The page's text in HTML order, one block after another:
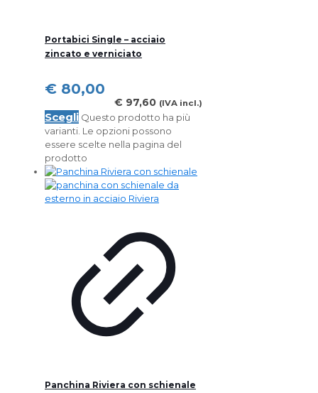
Portabici Single – acciaio
zincato e verniciato
€ 80,00
€ 97,60 (IVA incl.)
Scegli Questo prodotto ha più
varianti. Le opzioni possono
essere scelte nella pagina del
prodotto
Panchina Riviera con schienale